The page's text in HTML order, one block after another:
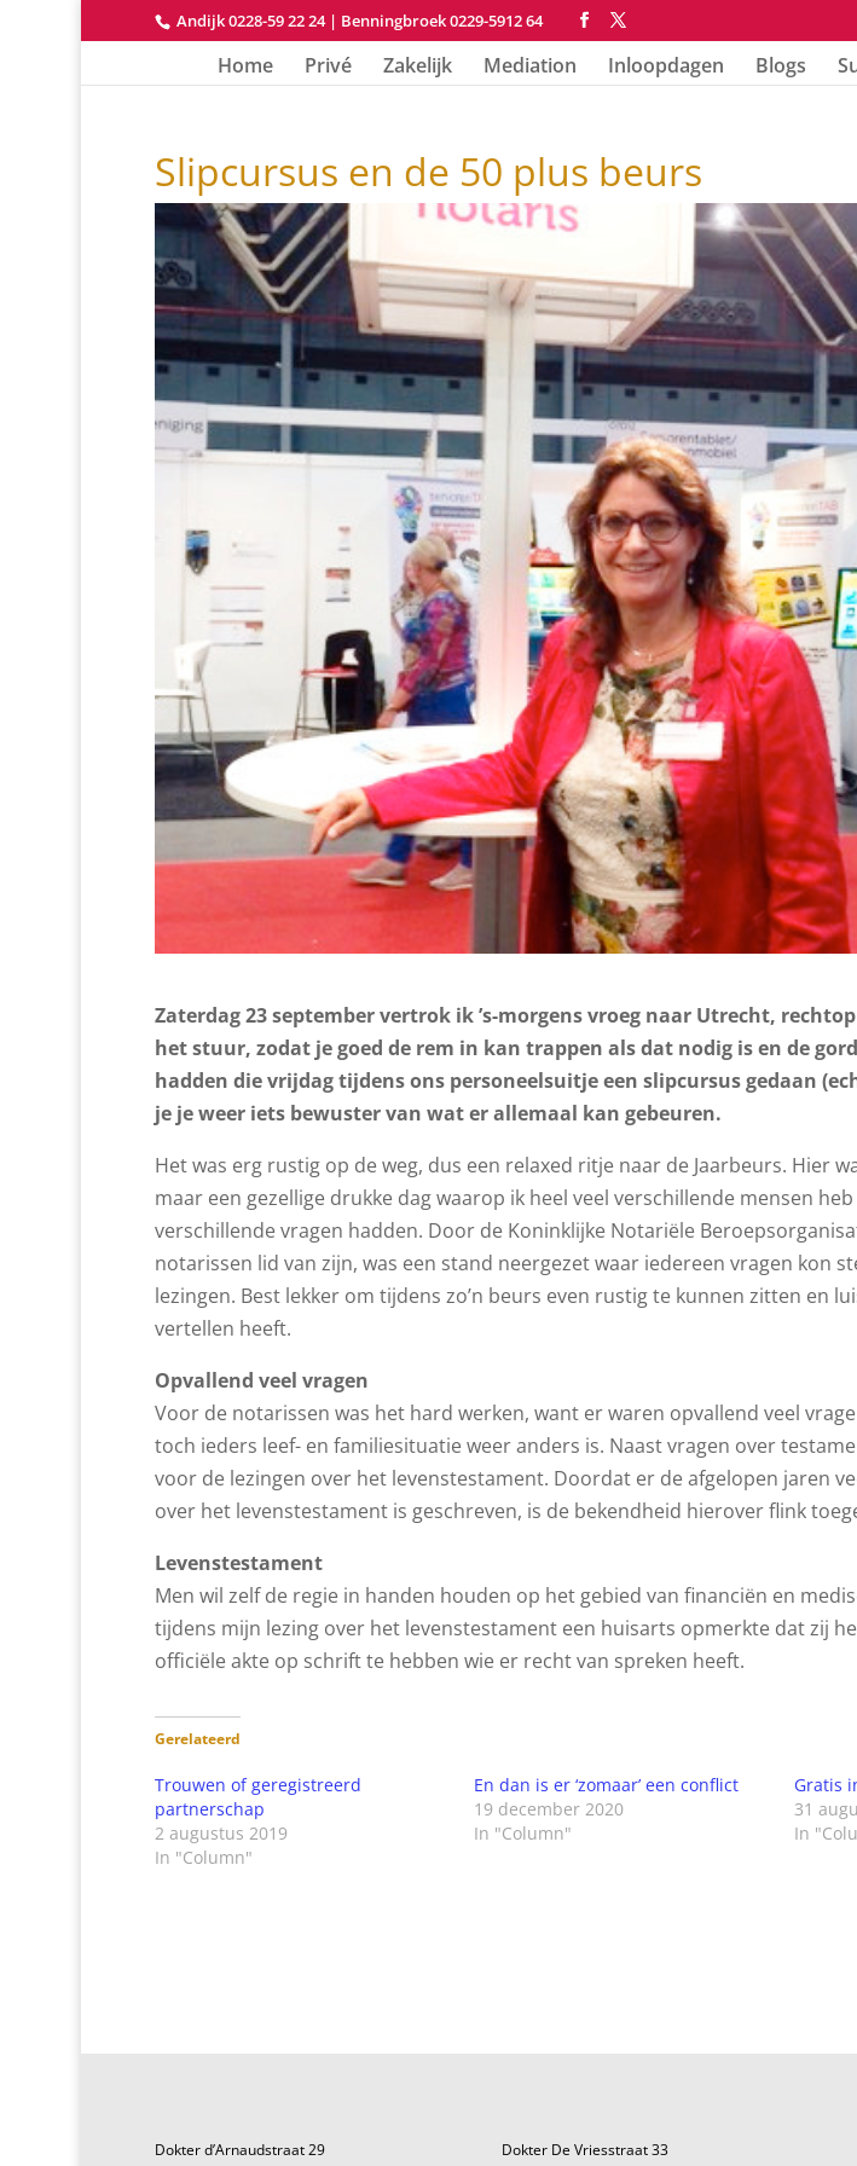
Andijk 0228-59 22 24| Benningbroek 0229-5912 64
Home Privé Zakelijk Mediation Inloopdagen Blogs
Slipcursus en de 50 plus beurs
Zaterdag 23 september vertrok ik ’s-morgens vroeg naar Utrecht,
het stuur, zodat je goed de rem in kan trappen als dat nodig is en de
hadden die vrijdag tijdens ons personeelsuitje een slipcursus gedaan
je je weer iets bewuster van wat er allemaal kan gebeuren.
Het was erg rustig op de weg, dus een relaxed ritje naar de Jaarbeurs. Hier
maar een gezellige drukke dag waarop ik heel veel verschillende mensen
verschillende vragen hadden. Door de Koninklijke Notariële
notarissen lid van zijn, was een stand neergezet waar iedereen vragen kon
lezingen. Best lekker om tijdens zo’n beurs even rustig te kunnen zitten en
vertellen heeft.
Opvallend veel vragen
Voor de notarissen was het hard werken, want er waren opvallend veel
toch ieders leef- en familiesituatie weer anders is. Naast vragen over
voor de lezingen over het levenstestament. Doordat er de afgelopen jaren
over het levenstestament is geschreven, is de bekendheid hierover flink
Levenstestament
Men wil zelf de regie in handen houden op het gebied van financiën en
tijdens mijn lezing over het levenstestament een huisarts opmerkte dat zij
officiële akte op schrift te hebben wie er recht van spreken heeft.
Gerelateerd
Trouwen of geregistreerd
partnerschap
2 augustus 2019
In "Column"
En dan is er ‘zomaar’ een conflict
19 december 2020
In "Column"
Gratis
31
In
Dokter d’Arnaudstraat 29 Dokter De Vriesstraat 33